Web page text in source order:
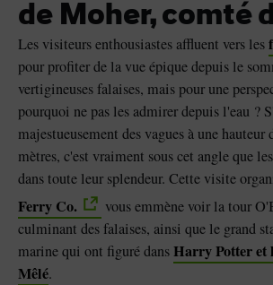
de Moher, comté
Les visiteurs enthousiastes affluent vers les
pour profiter de la vue épique depuis le
vertigineuses falaises, mais pour une
pourquoi ne pas les admirer depuis l'eau ?
majestueusement des vagues à une hauteur
mètres, c'est vraiment sous cet angle que
dans toute leur splendeur. Cette visite
Ferry Co.
vous emmène voir la tour
culminant des falaises, ainsi que le grand
marine qui ont figuré dansHarry Potter et
Mêlé.